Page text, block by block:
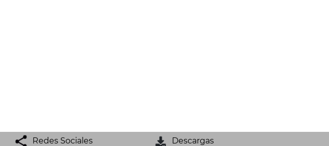
Redes Sociales Descargas